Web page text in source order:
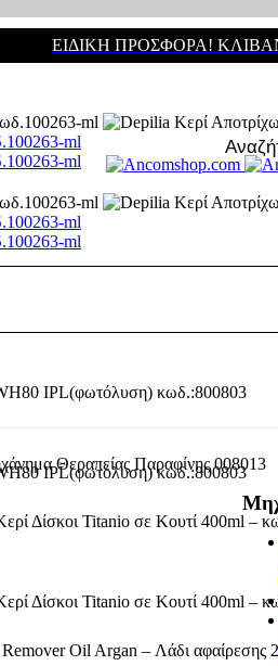
ΕΙΔΙΚΗ ΠΡΟΣΦΟΡΑ!
ml
ml
ml
ml
Θεραπείας Παραφίνης 008013